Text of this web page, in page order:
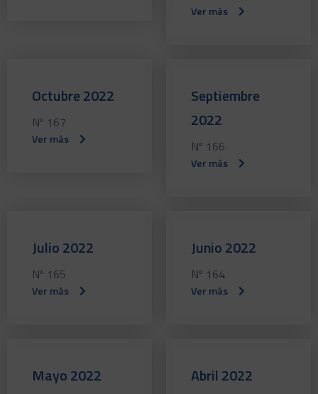
Ver más
Octubre 2022
Nº 167
Ver más
Septiembre
2022
Nº 166
Ver más
Julio 2022
Nº 165
Ver más
Junio 2022
Nº 164
Ver más
Mayo 2022 Abril 2022